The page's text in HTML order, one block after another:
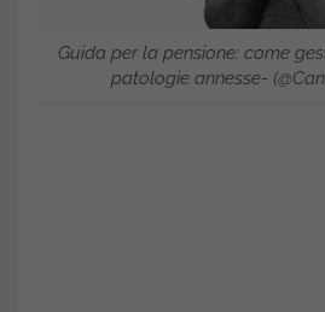
Guida per la pensione: come
patologie annesse-